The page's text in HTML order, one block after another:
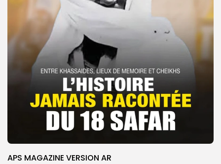
APS MAGAZINE VERSION AR